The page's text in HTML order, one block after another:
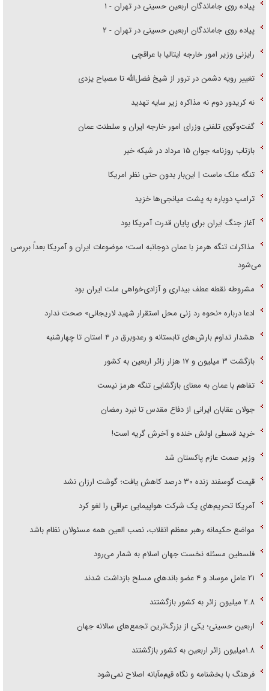
پیاده روی جاماندگان اربعین حسینی در تهران - ۱
پیاده روی جاماندگان اربعین حسینی در تهران - ۲
رایزنی وزیر امور خارجه ایتالیا با عراقچی
تغییر رویه دشمن در ترور از شیخ فضل‌الله تا مصباح یزدی
نه کریدور دوم نه مذاکره زیر سایه تهدید
گفت‌وگوی تلفنی وزرای امور خارجه ایران و سلطنت عمان
بازتاب روزنامه جوان ۱۵ مرداد در شبکه خبر
تنگه ملک ماست | این‌بار بدون حتی نظر امریکا
ترامپ دوباره به پشت میانجی‌ها خزید
آغاز جنگ ایران برای پایان قدرت آمریکا بود
مذاکرات تنگه هرمز با عمان دوجانبه است؛ موضوعات ایران و آمریکا بعداً بررسی
می‌شود
مشروطه نقطه عطف بیداری و آزادی‌خواهی ملت ایران بود
ادعا درباره «نحوه رد زنی محل استقرار شهید لاریجانی» صحت ندارد
هشدار تداوم بارش‌های تابستانه و رعدوبرق در ۴ استان تا چهارشنبه
بازگشت ۳ میلیون و ۱۷ هزار زائر اربعین به کشور
تفاهم با عمان به معنای بازگشایی تنگه هرمز نیست
جولان عقابان ایرانی از دفاع مقدس تا نبرد رمضان
خرید قسطی اولش خنده و آخرش گریه است!
وزیر صمت عازم پاکستان شد
قیمت گوسفند زنده ۳۰ درصد کاهش یافت؛ گوشت ارزان نشد
آمریکا تحریم‌های یک شرکت هواپیمایی عراقی را لغو کرد
مواضع حکیمانه رهبر معظم انقلاب، نصب العین همه مسئولان نظام باشد
فلسطین مسئله نخست جهان اسلام به شمار می‌رود
۲۱ عامل موساد و ۴ عضو باند‌های مسلح بازداشت شدند
۲.۸ میلیون زائر به کشور بازگشتند
اربعین حسینی؛ یکی از بزرگ‌ترین تجمع‌های سالانه جهان
۱.۸میلیون زائر اربعین به کشور بازگشتند
فرهنگ با بخشنامه و نگاه قیم‌مآبانه اصلاح نمی‌شود